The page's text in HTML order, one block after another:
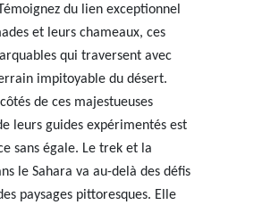
du lien exceptionnel
et leurs chameaux, ces
qui traversent avec
impitoyable du désert.
de ces majestueuses
leurs guides expérimentés est
sans égale. Le trek et la
le Sahara va au-delà des défis
paysages pittoresques. Elle